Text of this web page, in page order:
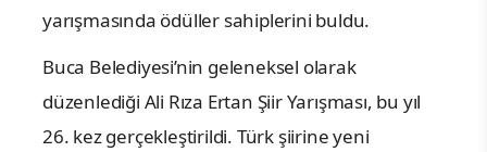
yarışmasında ödüller sahiplerini buldu.
Buca Belediyesi’nin geleneksel olarak
düzenlediği Ali Rıza Ertan Şiir Yarışması, bu yıl
26. kez gerçekleştirildi. Türk şiirine yeni